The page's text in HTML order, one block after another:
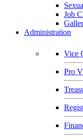
Job
Administration
Vice
Pro